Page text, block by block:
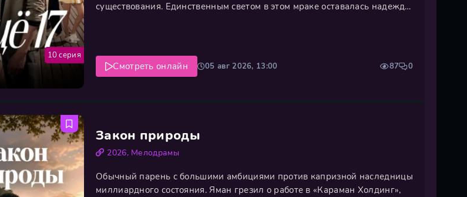
существования. Единственным светом в этом мраке оставалась надежда
05 авг 2026, 13:00 87 0
Смотреть онлайн
10 серия
Закон природы
2026, Мелодрамы
Обычный парень с большими амбициями против капризной наследницы
миллиардного состояния. Яман грезил о работе в «Караман Холдинг»,